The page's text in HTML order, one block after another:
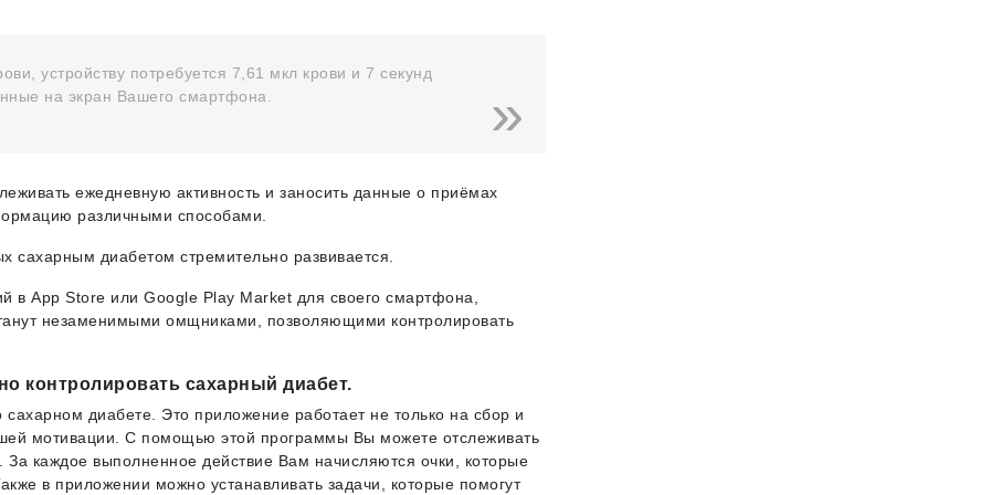
устройству потребуется 7,61 мкл крови и 7 секунд
на экран Вашего смартфона.
ежедневную активность и заносить данные о приёмах
различными способами.
сахарным диабетом стремительно развивается.
в App Store или Google Play Market для своего смартфона,
незаменимыми омщниками, позволяющими контролировать
контролировать сахарный диабет.
диабете. Это приложение работает не только на сбор и
мотивации. С помощью этой программы Вы можете отслеживать
каждое выполненное действие Вам начисляются очки, которые
в приложении можно устанавливать задачи, которые помогут